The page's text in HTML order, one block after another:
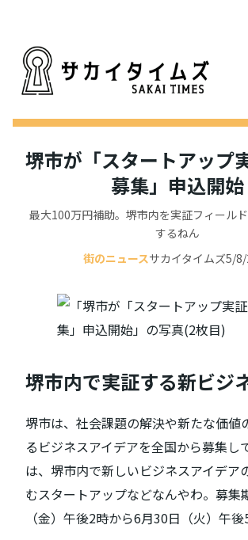
堺市が「スタートアップ
募集」申込開始
最大100万円補助。堺市内を実証フィール
するねん
街のニュースサカイタイムズ5/
堺市内で実証する新ビジ
堺市は、社会課題の解決や新たな価値
るビジネスアイデアを全国から募集し
は、堺市内で新しいビジネスアイデア
むスタートアップなどなんやわ。募集
（金）午後2時から6月30日（火）午後